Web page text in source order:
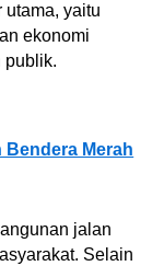
utama, yaitu
ekonomi
publik.
Bendera Merah
jalan
Selain